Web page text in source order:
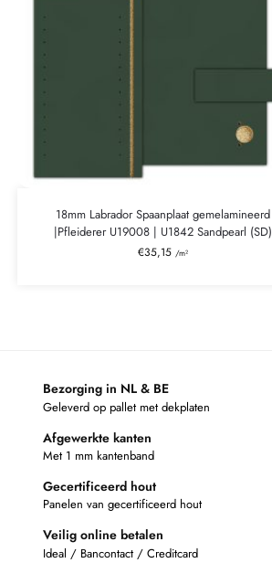
18mm Labrador Spaanplaat gemelamineerd
|Pfleiderer U19008 | U1842 Sandpearl (SD)
€35,15 /m²
Bezorging in NL & BE
Geleverd op pallet met dekplaten
Afgewerkte kanten
Met 1 mm kantenband
Gecertificeerd hout
Panelen van gecertificeerd hout
Veilig online betalen
Ideal / Bancontact / Creditcard